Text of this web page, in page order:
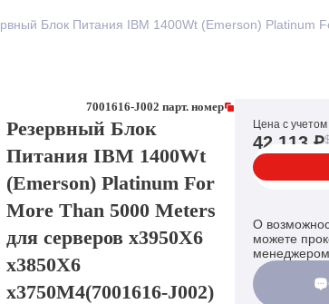
7001616-J002 парт. номер
Резервный Блок
Питания IBM 1400Wt
(Emerson) Platinum For
More Than 5000 Meters
для серверов x3950X6
x3850X6
x3750M4(7001616-J002)
Цена с
42 113 ₽
О
можете
менеджером.